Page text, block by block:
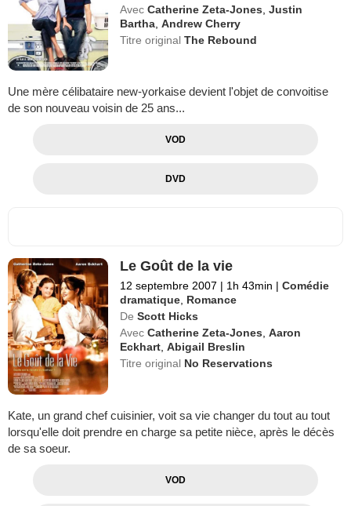
Avec Catherine Zeta-Jones ,Justin
Bartha ,Andrew Cherry
Titre originalThe Rebound
Une mère célibataire new-yorkaise devient l'objet de convoitise
de son nouveau voisin de 25 ans...
VOD
DVD
Le Goût de la vie
12 septembre 2007 | 1h 43min | Comédie
dramatique, Romance
De Scott Hicks
Avec Catherine Zeta-Jones,Aaron
Eckhart,Abigail Breslin
Titre original No Reservations
Kate, un grand chef cuisinier, voit sa vie changer du tout au tout
lorsqu'elle doit prendre en charge sa petite nièce, après le décès
de sa soeur.
VOD